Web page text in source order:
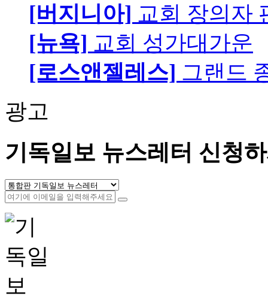
[버지니아] 교회 장의자
[뉴욕] 교회 성가대가운
[로스앤젤레스] 그랜드
광고
기독일보 뉴스레터 신청